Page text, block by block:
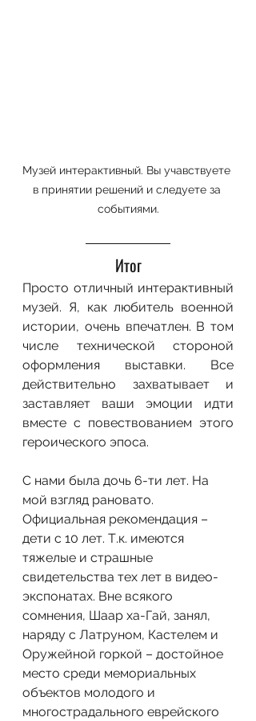
Музей интерактивный. Вы учавствуете
в принятии решений и следуете за
событиями.
Итог
Просто отличный интерактивный
музей. Я, как любитель военной
истории, очень впечатлен. В том
числе технической стороной
оформления выставки. Все
действительно захватывает и
заставляет ваши эмоции идти
вместе с повествованием этого
героического эпоса.
С нами была дочь 6-ти лет. На
мой взгляд рановато.
Официальная рекомендация –
дети с 10 лет. Т.к. имеются
тяжелые и страшные
свидетельства тех лет в видео-
экспонатах. Вне всякого
сомнения, Шаар ха-Гай, занял,
наряду с Латруном, Кастелем и
Оружейной горкой – достойное
место среди мемориальных
объектов молодого и
многострадального еврейского